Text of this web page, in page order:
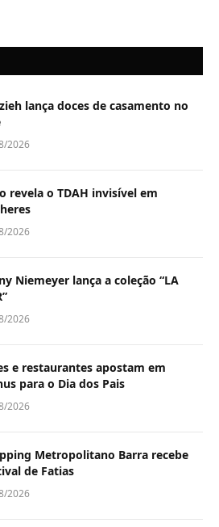
lança doces de casamento no
2026
revela o TDAH invisível em
2026
Niemeyer lança a coleção “LA
2026
e restaurantes apostam em
para o Dia dos Pais
2026
Metropolitano Barra recebe
de Fatias
2026